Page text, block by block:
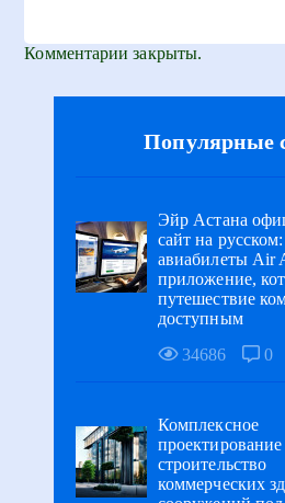
Комментарии закрыты.
Популярные
Эйр Астана
сайт на русском:
авиабилеты Air
приложение,
путешествие
доступным
34686
0
Комплексное
проектирование
строительство
коммерческих